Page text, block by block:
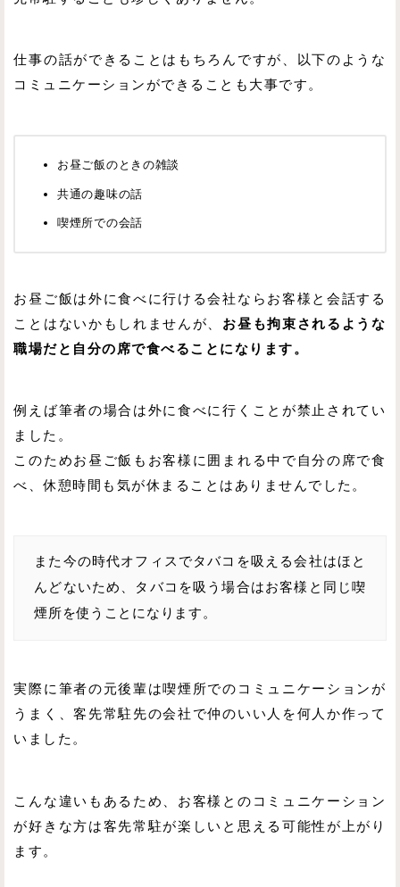
仕事の話ができることはもちろんですが、以下のような
コミュニケーションができることも大事です。
お昼ご飯のときの雑談
共通の趣味の話
喫煙所での会話
お昼ご飯は外に食べに行ける会社ならお客様と会話する
ことはないかもしれませんが、 お昼も拘束されるような
職場だと自分の席で食べることになります。
例えば筆者の場合は外に食べに行くことが禁止されてい
ました。
このためお昼ご飯もお客様に囲まれる中で自分の席で食
べ、休憩時間も気が休まることはありませんでした。
また今の時代オフィスでタバコを吸える会社はほと
んどないため、タバコを吸う場合はお客様と同じ喫
煙所を使うことになります。
実際に筆者の元後輩は喫煙所でのコミュニケーションが
うまく、客先常駐先の会社で仲のいい人を何人か作って
いました。
こんな違いもあるため、お客様とのコミュニケーション
が好きな方は客先常駐が楽しいと思える可能性が上がり
ます。